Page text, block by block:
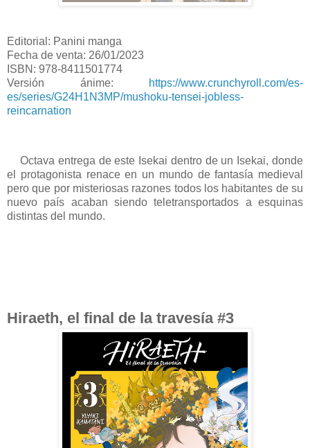
Editorial: Panini manga
Fecha de venta: 26/01/2023
ISBN: 978-8411501774
Versión ánime:
https://www.crunchyroll.com/es-
es/series/G24H1N3MP/mushoku-tensei-jobless-
reincarnation
Octava entrega de este Isekai dentro de un Isekai, donde
el protagonista renace en un mundo de fantasía medieval
pero que por misteriosas razones todos los habitantes de su
nuevo país acaban siendo teletransportados a esquinas
distintas del mundo.
Hiraeth, el final de la travesía #3